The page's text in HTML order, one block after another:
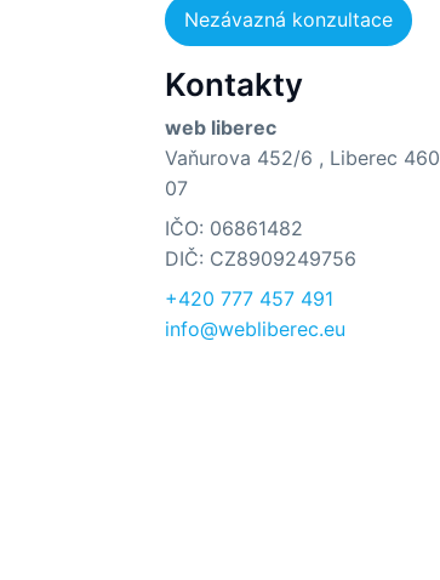
Nezávazná konzultace
Kontakty
web liberec
Vaňurova 452/6 , Liberec 460
07
IČO: 06861482
DIČ: CZ8909249756
+420 777 457 491
info@webliberec.eu